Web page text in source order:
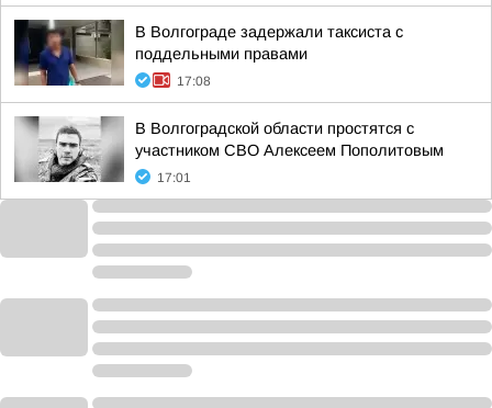
В Волгограде задержали таксиста с
поддельными правами
17:08
В Волгоградской области простятся с
участником СВО Алексеем Пополитовым
17:01